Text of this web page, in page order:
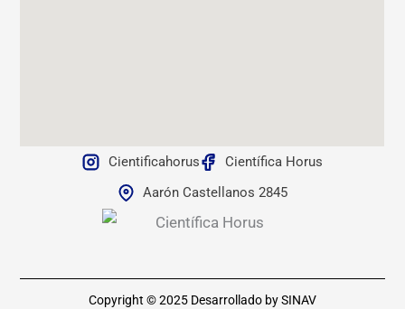
Cientificahorus
Científica Horus
Aarón Castellanos 2845
Copyright © 2025 Desarrollado by SINAV